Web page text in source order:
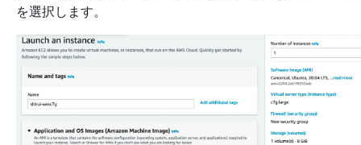
を選択します。